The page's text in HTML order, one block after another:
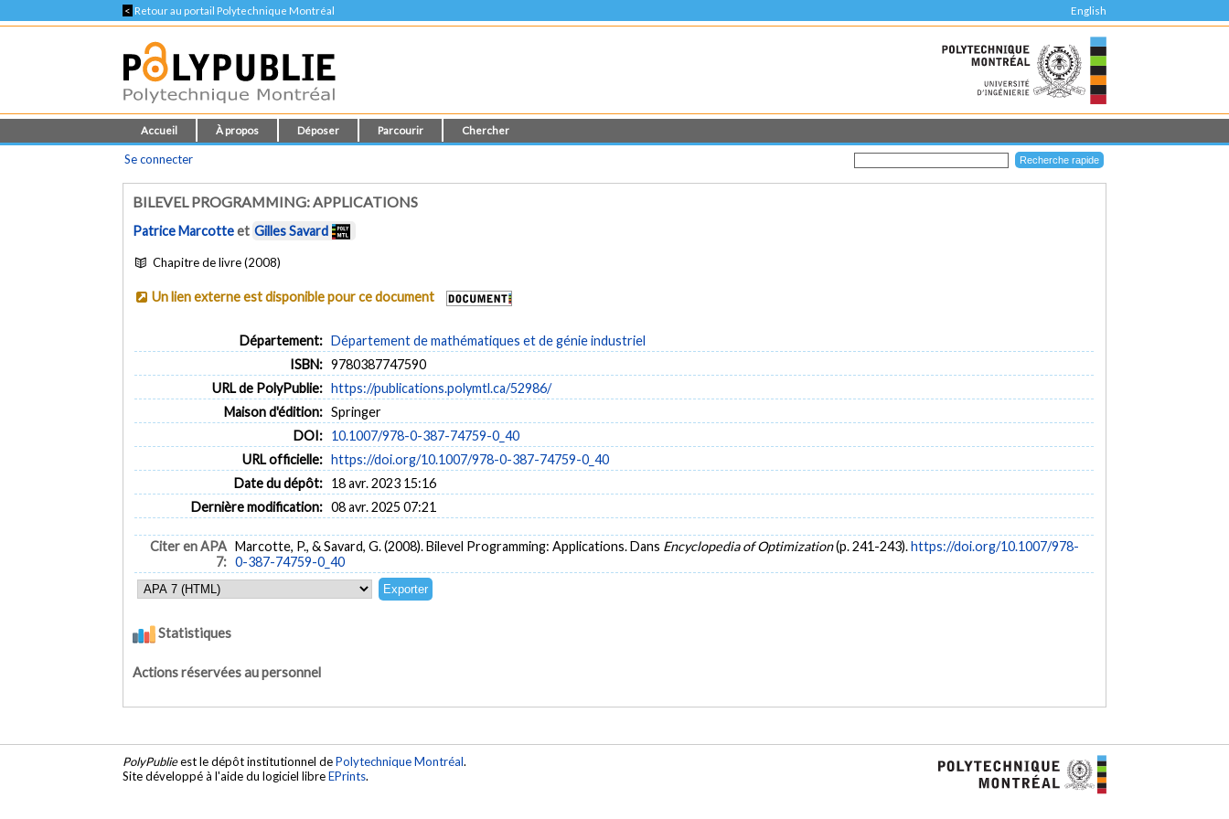
< Retour au portail Polytechnique Montréal English
Accueil À propos Déposer Parcourir Chercher
Se connecter
BILEVEL PROGRAMMING: APPLICATIONS
Patrice Marcotteet Gilles Savard
Chapitre de livre (2008)
Un lien externe est disponible pour ce document
Département: Département de mathématiques et de génie industriel
ISBN: 9780387747590
URL de PolyPublie: https://publications.polymtl.ca/52986/
Maison d'édition: Springer
DOI: 10.1007/978-0-387-74759-0_40
URL officielle: https://doi.org/10.1007/978-0-387-74759-0_40
Date du dépôt: 18 avr. 2023 15:16
Dernière modification: 08 avr. 2025 07:21
Citer en APA
7:
Marcotte, P., & Savard, G. (2008). Bilevel Programming: Applications. Dans Encyclopedia of Optimization(p. 241-243).https://doi.org/10.1007/978-
0-387-74759-0_40
Statistiques
Actions réservées au personnel
PolyPublieest le dépôt institutionnel dePolytechnique Montréal.
Site développé à l'aide du logiciel libreEPrints.